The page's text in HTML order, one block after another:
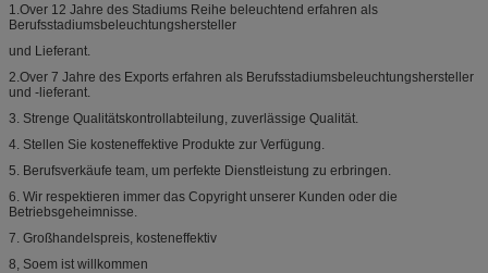
1.Over 12 Jahre des Stadiums Reihe beleuchtend erfahren als
Berufsstadiumsbeleuchtungshersteller
und Lieferant.
2.Over 7 Jahre des Exports erfahren als Berufsstadiumsbeleuchtungshersteller
und -lieferant.
3. Strenge Qualitätskontrollabteilung, zuverlässige Qualität.
4. Stellen Sie kosteneffektive Produkte zur Verfügung.
5. Berufsverkäufe team, um perfekte Dienstleistung zu erbringen.
6. Wir respektieren immer das Copyright unserer Kunden oder die
Betriebsgeheimnisse.
7. Großhandelspreis, kosteneffektiv
8, Soem ist willkommen